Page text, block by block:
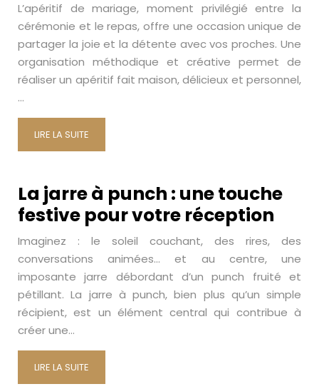
L’apéritif de mariage, moment privilégié entre la
cérémonie et le repas, offre une occasion unique de
partager la joie et la détente avec vos proches. Une
organisation méthodique et créative permet de
réaliser un apéritif fait maison, délicieux et personnel,
…
LIRE LA SUITE
La jarre à punch : une touche
festive pour votre réception
Imaginez : le soleil couchant, des rires, des
conversations animées… et au centre, une
imposante jarre débordant d’un punch fruité et
pétillant. La jarre à punch, bien plus qu’un simple
récipient, est un élément central qui contribue à
créer une…
LIRE LA SUITE